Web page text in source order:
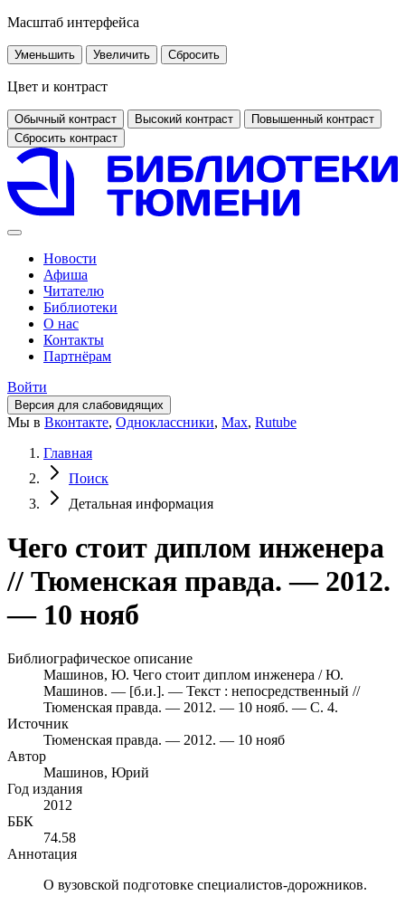
Масштаб интерфейса
Уменьшить Увеличить Сбросить
Цвет и контраст
Обычный контраст Высокий контраст
Повышенный контраст
Сбросить контраст
Новости
Афиша
Читателю
Библиотеки
О нас
Контакты
Партнёрам
Войти
Версия для слабовидящих
Мы в Вконтакте, Одноклассники, Max, Rutube
Главная
Поиск
Детальная информация
Чего стоит диплом инженера
// Тюменская правда. — 2012.
— 10 нояб
Библиографическое описание
Машинов, Ю. Чего стоит диплом инженера / Ю.
Машинов. — [б.и.]. — Текст : непосредственный //
Тюменская правда. — 2012. — 10 нояб. — С. 4.
Источник
Тюменская правда. — 2012. — 10 нояб
Автор
Машинов, Юрий
Год издания
2012
ББК
74.58
Аннотация
О вузовской подготовке специалистов-дорожников.